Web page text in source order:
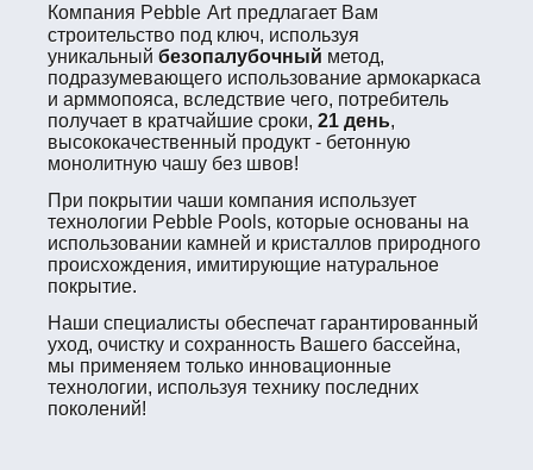
Компания Pebble Art предлагает Вам
строительство под ключ, используя
уникальный безопалубочный метод,
подразумевающего использование армокаркаса
и арммопояса, вследствие чего, потребитель
получает в кратчайшие сроки, 21 день,
высококачественный продукт - бетонную
монолитную чашу без швов!
При покрытии чаши компания использует
технологии Pebble Pools, которые основаны на
использовании камней и кристаллов природного
происхождения, имитирующие натуральное
покрытие.
Наши специалисты обеспечат гарантированный
уход, очистку и сохранность Вашего бассейна,
мы применяем только инновационные
технологии, используя технику последних
поколений!